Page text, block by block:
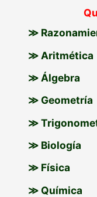
≫
≫ Aritmética
≫ Álgebra
≫ Geometría
≫
≫ Biología
≫ Física
≫ Química